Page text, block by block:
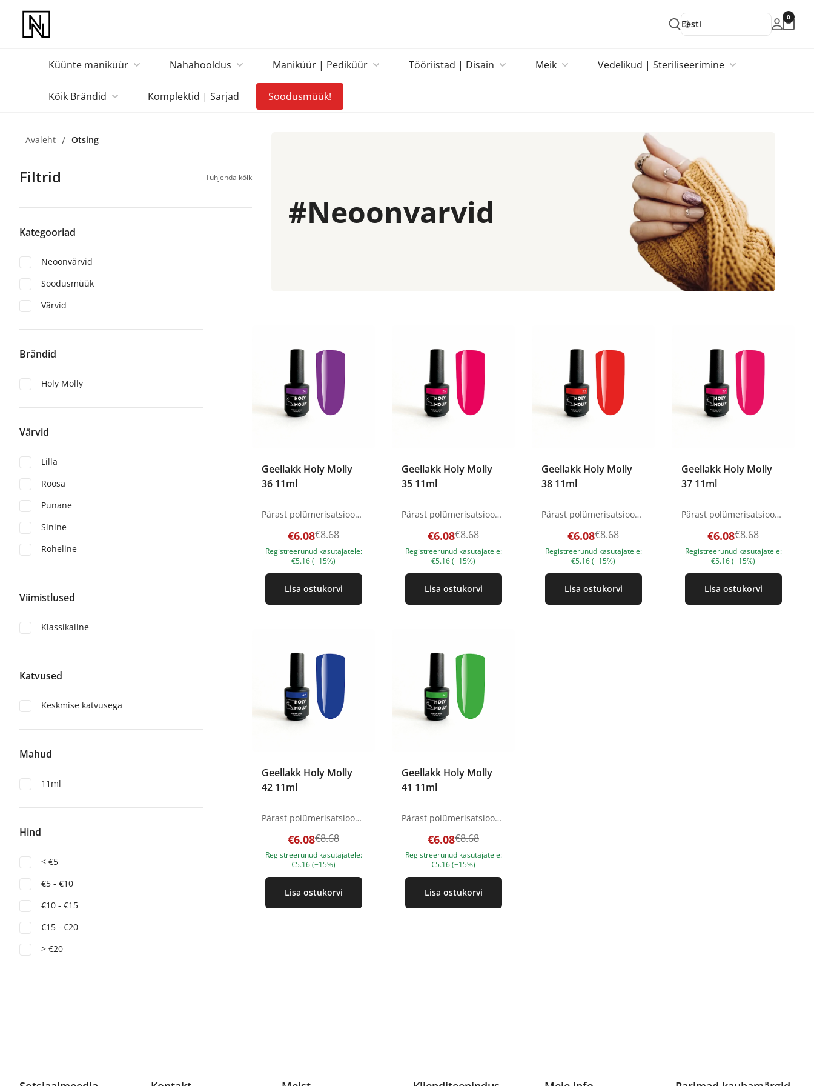
Eesti
0
Küünte maniküür Nahahooldus Maniküür | Pediküür Tööriistad | Disain Meik Vedelikud | Steriliseerimine
Kõik Brändid Komplektid | Sarjad Soodusmüük!
Avaleht / Otsing
Filtrid Tühjenda kõik
Kategooriad
Neoonvärvid
Soodusmüük
Värvid
Brändid
Holy Molly
Värvid
Lilla
Roosa
Punane
Sinine
Roheline
Viimistlused
Klassikaline
Katvused
Keskmise katvusega
Mahud
11ml
Hind
< €5
€5 - €10
€10 - €15
€15 - €20
> €20
#Neoonvarvid
Geellakk Holy Molly
36 11ml
Pärast polümerisatsiooni võib värvi muuta LED lamp - 60 sek. Tootepildid on illustratiivsed. Küsimuste korral ootame alati Sinu meili nanatallinn@gmail.com
€6.08€8.68
Registreerunud kasutajatele:
€5.16 (−15%)
Lisa ostukorvi
Geellakk Holy Molly
35 11ml
Pärast polümerisatsiooni võib värvi muuta LED lamp - 60 sek. Tootepildid on illustratiivsed. Küsimuste korral ootame alati Sinu meili nanatallinn@gmail.com
€6.08€8.68
Registreerunud kasutajatele:
€5.16 (−15%)
Lisa ostukorvi
Geellakk Holy Molly
38 11ml
Pärast polümerisatsiooni võib värvi muuta LED lamp - 60 sek. Tootepildid on illustratiivsed. Küsimuste korral ootame alati Sinu meili nanatallinn@gmail.com
€6.08€8.68
Registreerunud kasutajatele:
€5.16 (−15%)
Lisa ostukorvi
Geellakk Holy Molly
37 11ml
Pärast polümerisatsiooni võib värvi muuta LED lamp - 60 sek. Tootepildid on illustratiivsed. Küsimuste korral ootame alati Sinu meili nanatallinn@gmail.com
€6.08€8.68
Registreerunud kasutajatele:
€5.16 (−15%)
Lisa ostukorvi
Geellakk Holy Molly
42 11ml
Pärast polümerisatsiooni võib värvi muuta LED lamp - 60 sek. Tootepildid on illustratiivsed. Küsimuste korral ootame alati Sinu meili nanatallinn@gmail.com
€6.08€8.68
Registreerunud kasutajatele:
€5.16 (−15%)
Lisa ostukorvi
Geellakk Holy Molly
41 11ml
Pärast polümerisatsiooni võib värvi muuta LED lamp - 60 sek. Tootepildid on illustratiivsed. Küsimuste korral ootame alati Sinu meili nanatallinn@gmail.com
€6.08€8.68
Registreerunud kasutajatele:
€5.16 (−15%)
Lisa ostukorvi